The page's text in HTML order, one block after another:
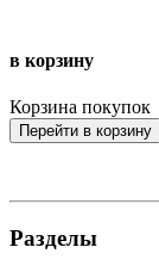
в корзину
Корзина покупок
Перейти в корзину
Разделы